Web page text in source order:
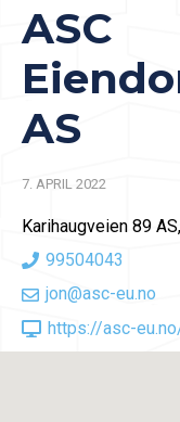
ASC
AS
7. APRIL 2022
Karihaugveien 89
99504043
jon@asc-eu.no
https://asc-